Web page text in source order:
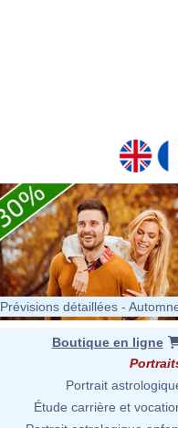
Prévisions détaillées -
Boutique en ligne
Portrait
Étude carrière et